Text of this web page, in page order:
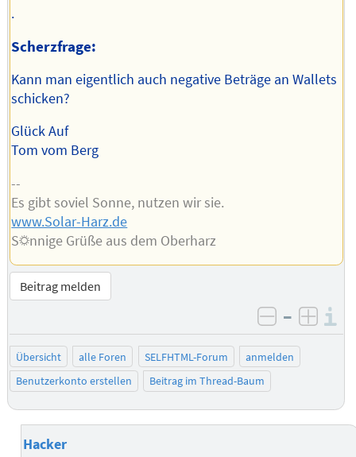
.
Scherzfrage:
Kann man eigentlich auch negative Beträge an Wallets
schicken?
Glück Auf
Tom vom Berg
--
Es gibt soviel Sonne, nutzen wir sie.
www.Solar-Harz.de
S☼nnige Grüße aus dem Oberharz
Beitrag melden
negativ
–
Übersicht alle Foren SELFHTML-Forum
anmelden
Benutzerkonto erstellen
Beitrag im Thread-Baum
Hacker